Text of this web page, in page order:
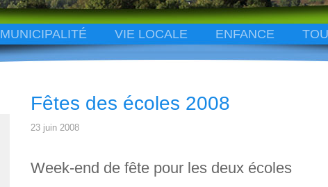
MUNICIPALITÉ VIE LOCALE ENFANCE
Fêtes des écoles 2008
23 juin 2008
Week-end de fête pour les deux écoles